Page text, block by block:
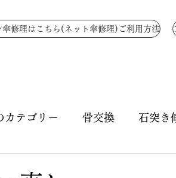
修理はこちら(ネット傘修理)ご利用方法
カテゴリー 骨交換 石突き